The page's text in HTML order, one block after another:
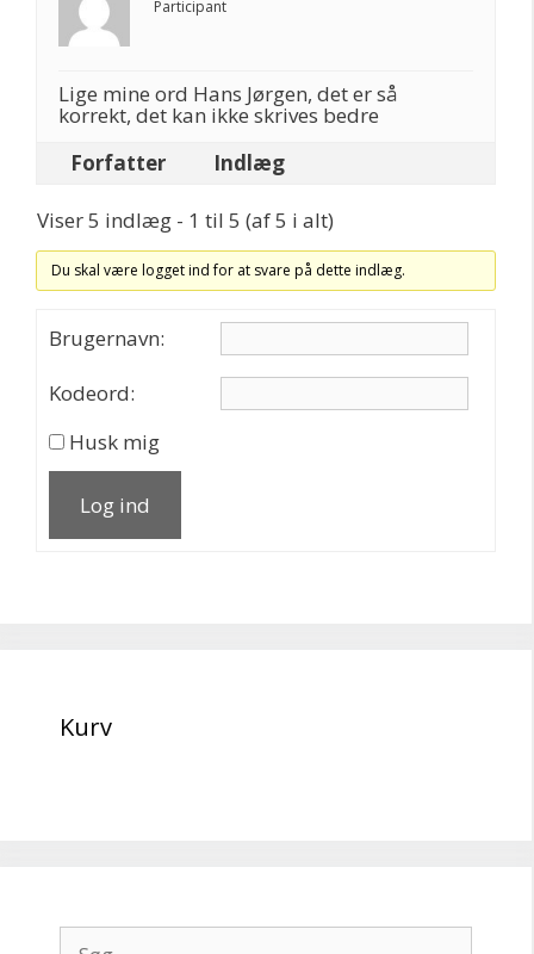
Participant
Lige mine ord Hans Jørgen, det er så
korrekt, det kan ikke skrives bedre
Forfatter
Indlæg
Viser 5 indlæg - 1 til 5 (af 5 i alt)
Du skal være logget ind for at svare på dette indlæg.
Brugernavn:
Kodeord:
Husk mig
Log ind
Kurv